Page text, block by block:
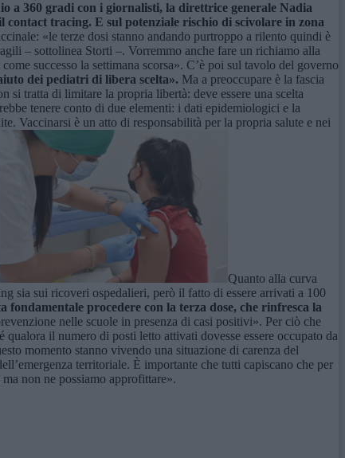
a 360 gradi con i giornalisti, la direttrice generale Nadia
tracing. E sul potenziale rischio di scivolare in zona
«le terze dosi stanno andando purtroppo a rilento quindi è
– sottolinea Storti –. Vorremmo anche fare un richiamo alla
successo la settimana scorsa». C’è poi sul tavolo del governo
dei pediatri di libera scelta». Ma a preoccupare è la fascia
si tratta di limitare la propria libertà: deve essere una scelta
tenere conto di due elementi: i dati epidemiologici e la
Vaccinarsi è un atto di responsabilità per la propria salute e nei
Quanto alla curva
sia sui ricoveri ospedalieri, però il fatto di essere arrivati a 100
fondamentale procedere con la terza dose, che rinfresca la
nelle scuole in presenza di casi positivi». Per ciò che
il numero di posti letto attivati dovesse essere occupato da
momento stanno vivendo una situazione di carenza del
territoriale. È importante che tutti capiscano che per
non ne possiamo approfittare».